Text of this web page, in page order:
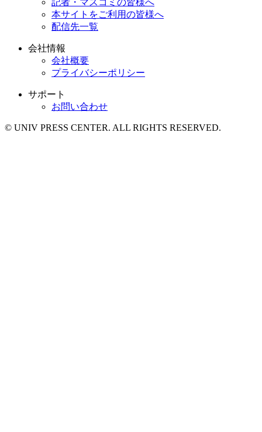
記者・マスコミの皆様へ
本サイトをご利用の皆様へ
配信先一覧
会社情報
会社概要
プライバシーポリシー
サポート
お問い合わせ
© UNIV PRESS CENTER. ALL RIGHTS RESERVED.